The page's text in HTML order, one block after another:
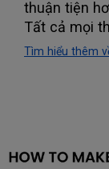
thuận tiện
Tất cả mọi
Tìm hiểu thêm